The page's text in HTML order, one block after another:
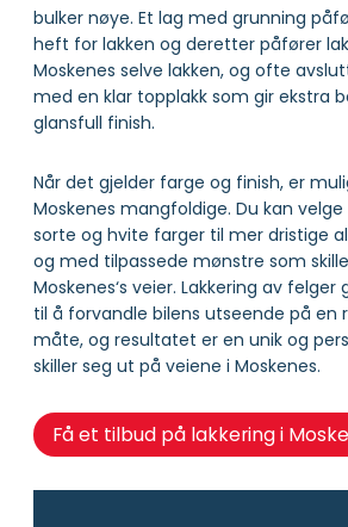
bulker nøye. Et lag med grunning
heft for lakken og deretter påfører
Moskenes selve lakken, og ofte
med en klar topplakk som gir ekstra
glansfull finish.
Når det gjelder farge og finish, er
Moskenes mangfoldige. Du kan velge
sorte og hvite farger til mer dristige
og med tilpassede mønstre som
Moskenes‘s veier. Lakkering av
til å forvandle bilens utseende på en
måte, og resultatet er en unik og
skiller seg ut på veiene i Moskenes.
Få et tilbud på lakkering i